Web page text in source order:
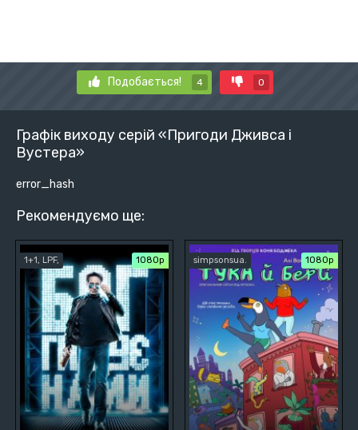
Подобається! 4 0
Графік виходу серій «Пригоди Дживса і
Вустера»
error_hash
Рекомендуємо ще:
1+1, LPF, 1080p simpsonsua. 1080p